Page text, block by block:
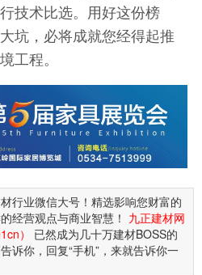
技术比选。用好这份榜
坑，必将成就您经得起推
工程。
行业微信大号！精选影响您财富的
经营观点与商业智慧！ 九正建材网
）
已然成为几十万建材BOSS的
诉你，回复“手机”，来就告诉你一